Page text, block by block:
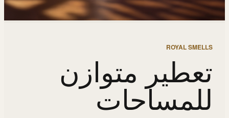
ROYAL SMELLS
تعطير متوازن
للمساحات